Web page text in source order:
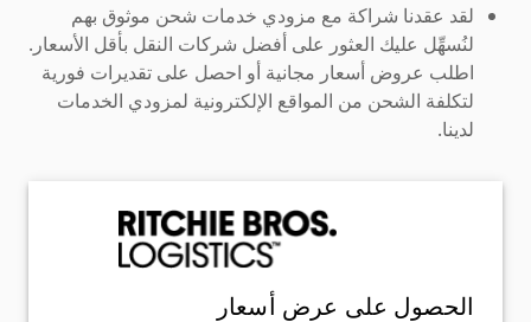
لقد عقدنا شراكة مع مزودي خدمات شحن موثوق بهم
لنُسهِّل عليك العثور على أفضل شركات النقل بأقل الأسعار.
اطلب عروض أسعار مجانية أو احصل على تقديرات فورية
لتكلفة الشحن من المواقع الإلكترونية لمزودي الخدمات
لدينا.
الحصول على عرض أسعار